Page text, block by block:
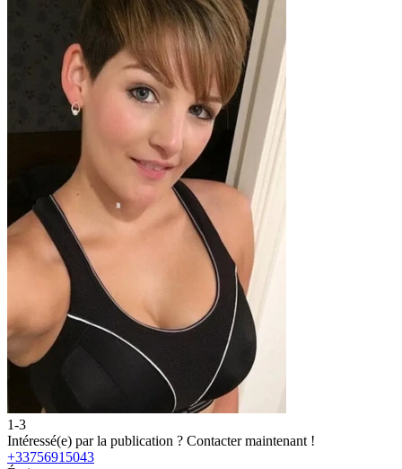
1-3
Intéressé(e) par la publication ? Contacter maintenant !
+33756915043